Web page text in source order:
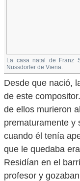
La casa natal de Franz
Nussdorfer de Viena.
Desde que nació,
de este
de ellos murieron
prematuramente y
cuando él tenía
que le quedaba
Residían en el
profesor y